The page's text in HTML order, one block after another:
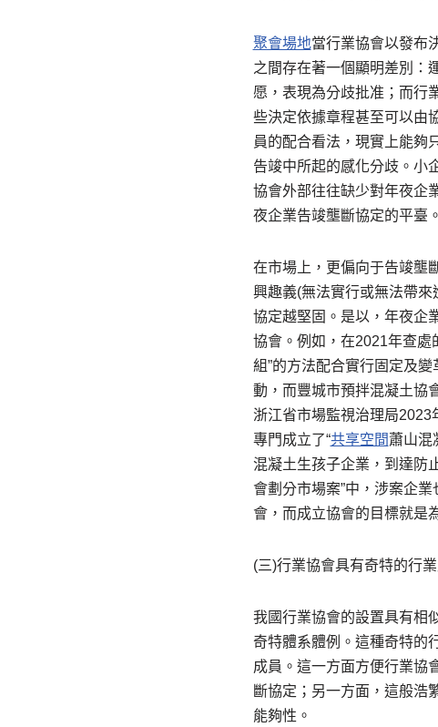
聚會場地當行業協會以發布
之間存在著一個顯明差別：
愿，表現為分歧批准；而行
些決定依據章程甚至可以由
員的配合看法，現實上能夠
告竣中所起的感化分歧。小
協會外部往往缺少對年夜企
夜企業告竣壟斷協定的平臺。
在市場上，更偏向于告竣壟
興趣義(無法實行或無法帶來
協定越堅固。是以，年夜企
協會。例如，在2021年查處
組”的方法配合實行固定及
動，而豐城市預拌混凝土協
浙江省市場監視治理局2023
專門成立了“共享空間蕭山混
混凝土生孩子企業，到達防
會劃分市場案”中，涉案企業
會，而成立協會的目標就是
(三)行業協會具有奇特的行
我國行業協會的設置具有相
奇特體系體例。這種奇特的
成員。這一方面方便行業協
斷協定；另一方面，這般浩
能夠性。